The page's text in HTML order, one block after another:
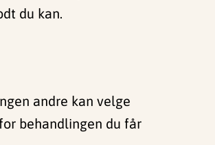
du kan.
andre kan velge
behandlingen du får